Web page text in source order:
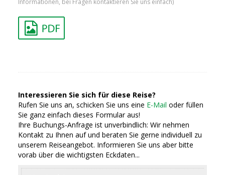
Informationen, bei Fragen kontaktieren Sie uns einfach)
Interessieren Sie sich für diese Reise?
Rufen Sie uns an, schicken Sie uns eine E-Mail oder füllen
Sie ganz einfach dieses Formular aus!
Ihre Buchungs-Anfrage ist unverbindlich: Wir nehmen
Kontakt zu Ihnen auf und beraten Sie gerne individuell zu
unserem Reiseangebot. Informieren Sie uns aber bitte
vorab über die wichtigsten Eckdaten...